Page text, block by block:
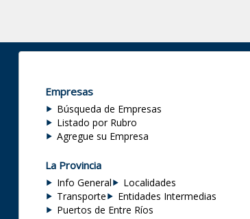
Empresas
Búsqueda de Empresas
Listado por Rubro
Agregue su Empresa
La Provincia
Info General
Localidades
Transporte
Entidades Intermedias
Puertos de Entre Ríos